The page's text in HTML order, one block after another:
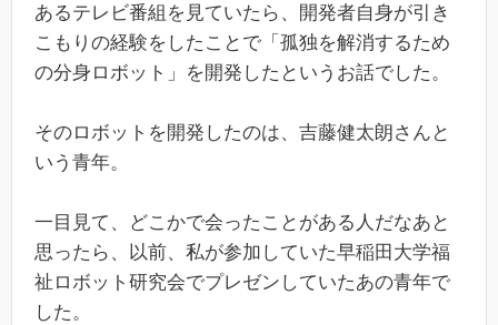
あるテレビ番組を見ていたら、開発者自身が引き
こもりの経験をしたことで「孤独を解消するため
の分身ロボット」を開発したというお話でした。
そのロボットを開発したのは、吉藤健太朗さんと
いう青年。
一目見て、どこかで会ったことがある人だなあと
思ったら、以前、私が参加していた早稲田大学福
祉ロボット研究会でプレゼンしていたあの青年で
した。